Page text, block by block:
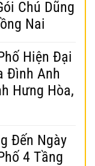
Chú Dũng
Nai
Hiện Đại
Đình Anh
Hưng Hòa,
Đến Ngày
4 Tầng